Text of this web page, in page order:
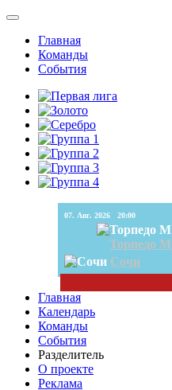
Главная
Команды
События
07. Авг. 2026 20:00
Торпедо М
Сочи
Главная
Календарь
Команды
События
Разделитель
О проекте
Реклама